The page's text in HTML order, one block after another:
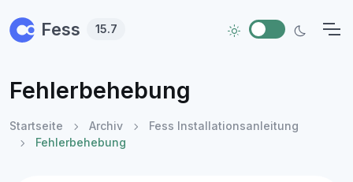
Fess 15.7
Fehlerbehebung
Startseite Archiv
Fess Installationsanleitung
Fehlerbehebung